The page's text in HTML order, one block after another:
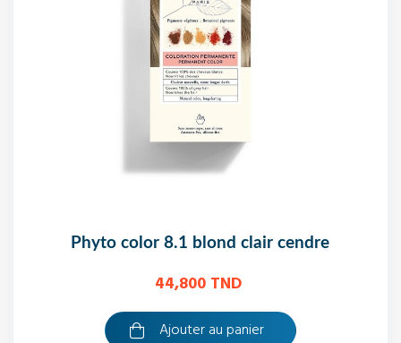
phyto color 8.1 blond clair cendre
44,800 TND
Ajouter au panier